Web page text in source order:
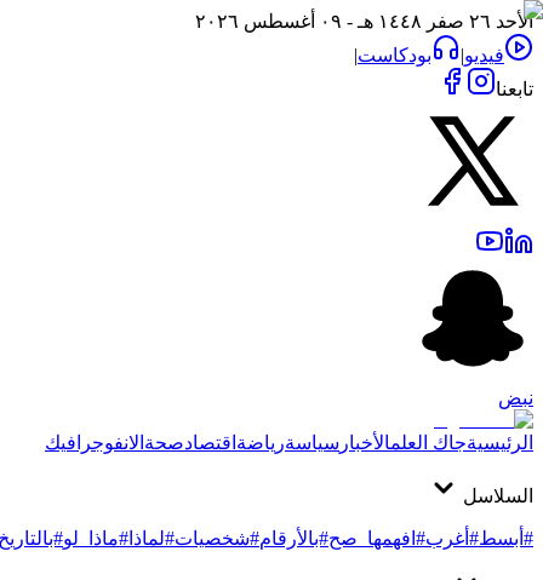
الأحد ٢٦ صفر ١٤٤٨ هـ - ٠٩ أغسطس ٢٠٢٦
فيديو| بودكاست|
تابعنا
نبض
الرئيسيةجاك العلمالأخبار سياسةرياضةاقتصادصحةالانفوجرافيك
السلاسل
#أبسط#أغرب#افهمها_صح#بالأرقام#شخصيات#لماذا #ماذا_لو#بالتاريخ